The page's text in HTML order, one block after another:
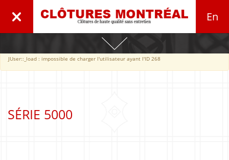
En
PRODUITS
Série Royale
×
Avertissement
JUser::_load : impossible de charger l'utilisateur ayant l'ID 268
SÉRIE 5000